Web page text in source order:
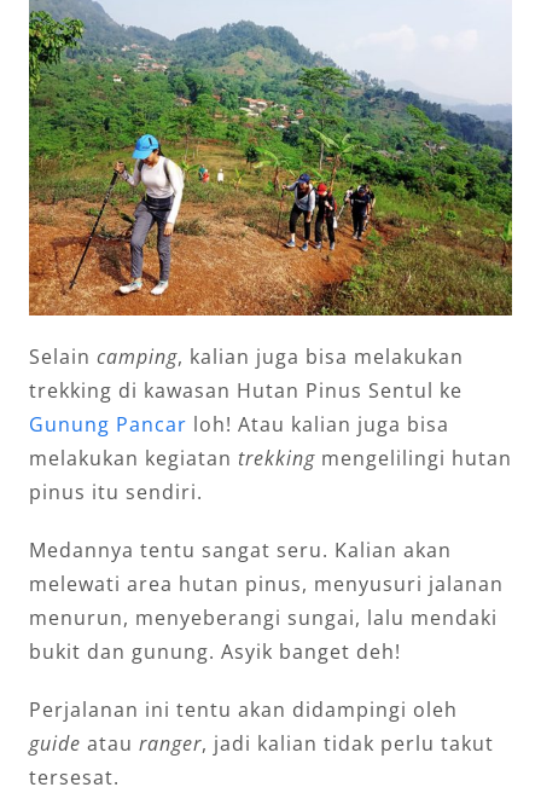
Selain camping, kalian juga bisa melakukan
trekking di kawasan Hutan Pinus Sentul ke
Gunung Pancar loh! Atau kalian juga bisa
melakukan kegiatan trekking mengelilingi hutan
pinus itu sendiri.
Medannya tentu sangat seru. Kalian akan
melewati area hutan pinus, menyusuri jalanan
menurun, menyeberangi sungai, lalu mendaki
bukit dan gunung. Asyik banget deh!
Perjalanan ini tentu akan didampingi oleh
guide atau ranger, jadi kalian tidak perlu takut
tersesat.